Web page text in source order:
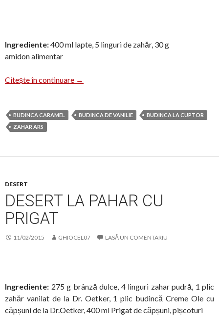
Ingrediente:400 ml lapte, 5 linguri de zahăr, 30 g
amidon alimentar
Citește în continuare Budincă caramel
→
BUDINCA CARAMEL BUDINCA DE VANILIE
BUDINCA LA CUPTOR
ZAHAR ARS
DESERT
DESERT LA PAHAR CU
PRIGAT
11/02/2015 GHIOCEL07 LASĂ UN COMENTARIU
Ingrediente: 275 g brânză dulce, 4 linguri zahar pudră, 1 plic
zahăr vanilat de la Dr. Oetker, 1 plic budincă Creme Ole cu
căpșuni de la Dr.Oetker, 400 ml Prigat de căpșuni, pișcoturi